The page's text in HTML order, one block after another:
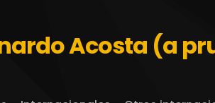
Acosta (a